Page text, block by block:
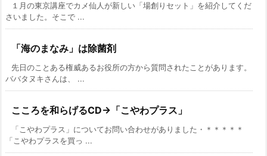
１月の東京講座でカメ仙人が新しい「場創りセット」を紹介してくだ
さいました。そこで ...
「海のまなみ」は除菌剤
先日のことある権威あるお役所の方から質問されたことがあります。
ババタヌキさんは、 ...
こころを和らげるCD→「こやわプラス」
「こやわプラス」についてお問い合わせがありました・＊＊＊＊＊
「こやわプラスを買っ ...